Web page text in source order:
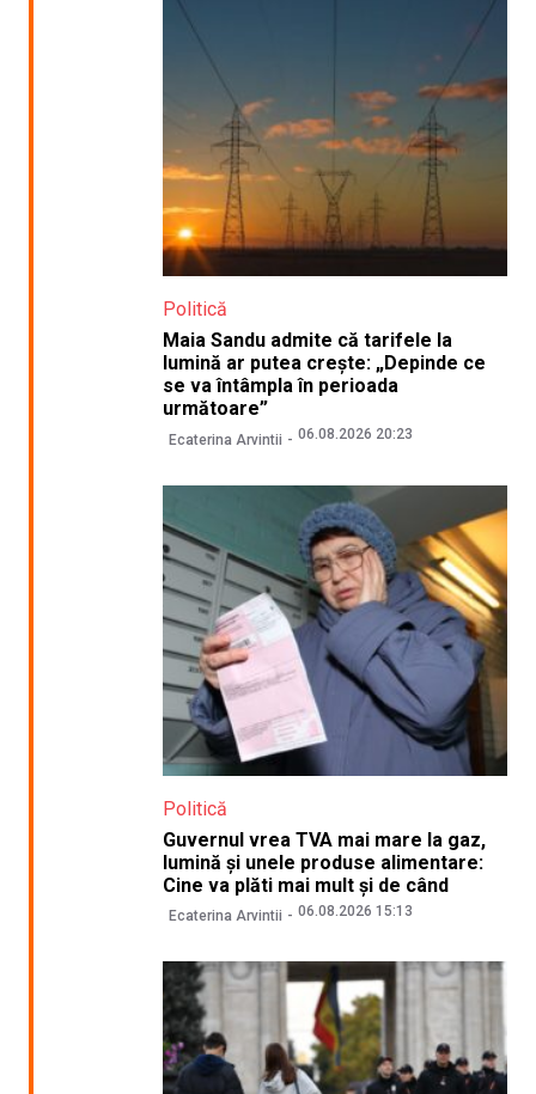
Politică
Maia Sandu admite că tarifele la
lumină ar putea crește: „Depinde ce
se va întâmpla în perioada
următoare”
Ecaterina Arvintii 06.08.2026 20:23
Politică
Guvernul vrea TVA mai mare la gaz,
lumină și unele produse alimentare:
Cine va plăti mai mult și de când
Ecaterina Arvintii 06.08.2026 15:13